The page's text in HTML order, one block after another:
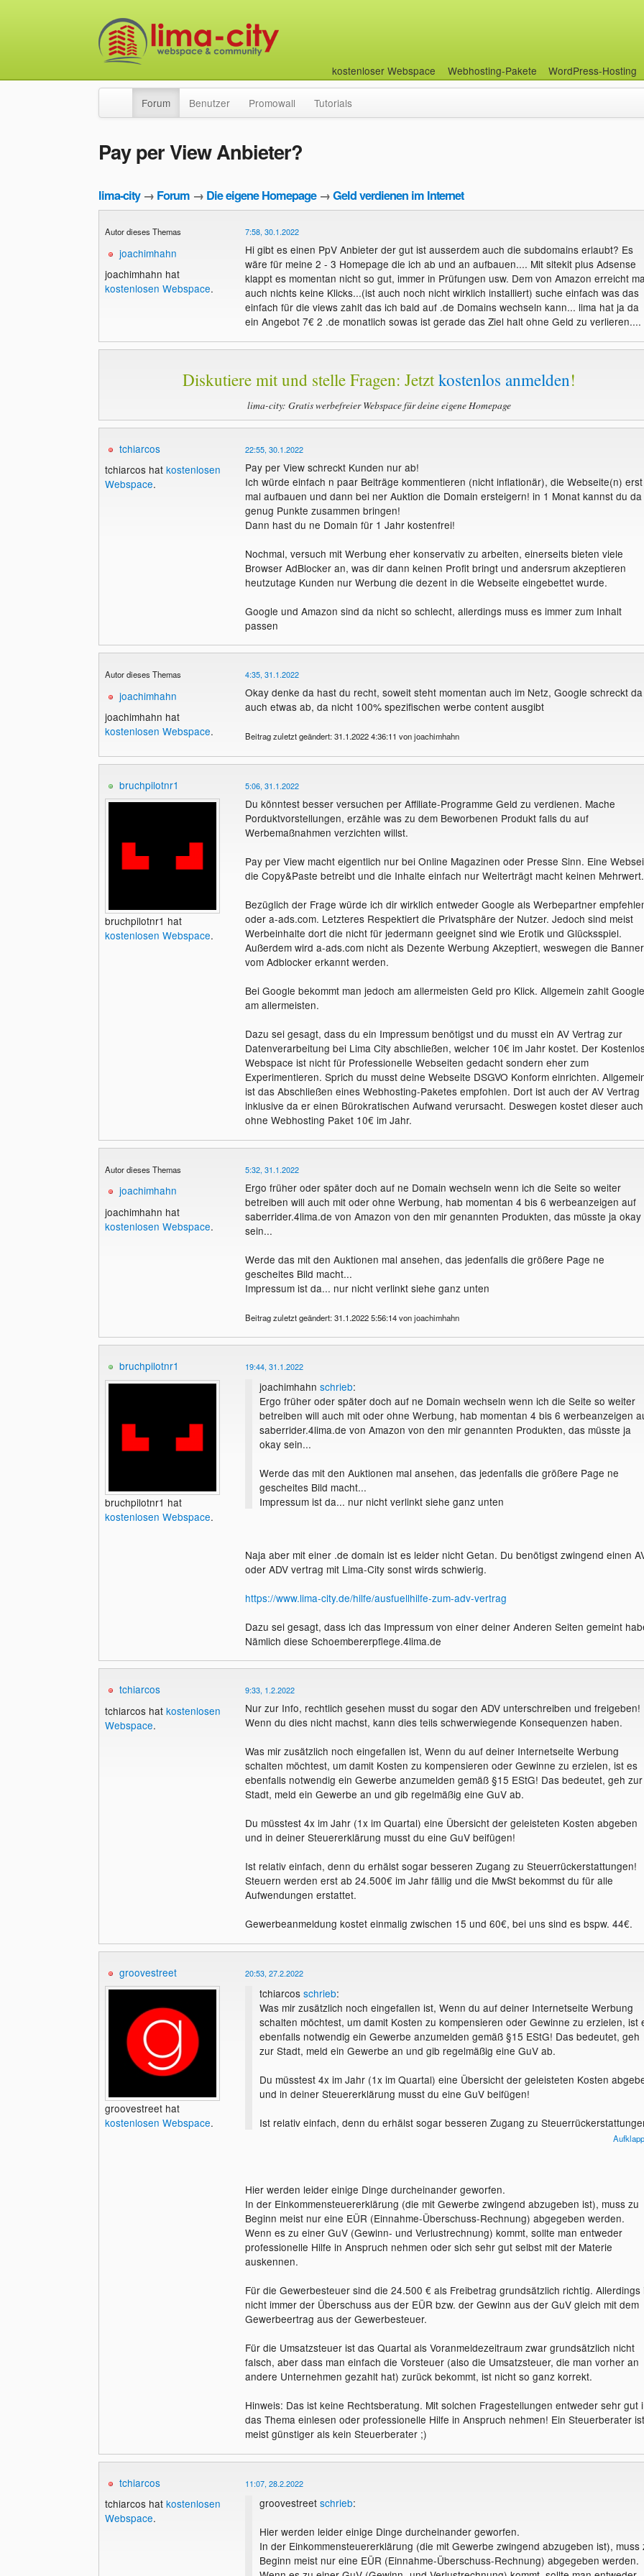
kostenloser Webspace Webhosting-Pakete WordPress-Hosting
Forum Benutzer Promowall Tutorials
Pay per View Anbieter?
lima-city→ Forum → Die eigene Homepage→Geld verdienen im Internet
Autor dieses Themas
joachimhahn
joachimhahn hat
kostenlosen Webspace.
7:58, 30.1.2022
Hi gibt es einen PpV Anbieter der gut ist ausserdem auch die subdomains erlaubt? Es
wäre für meine 2 - 3 Homepage die ich ab und an aufbauen.... Mit sitekit plus Adsense
klappt es momentan nicht so gut, immer in Prüfungen usw. Dem von Amazon erreicht
auch nichts keine Klicks...(ist auch noch nicht wirklich installiert) suche einfach was das
einfach für die views zahlt das ich bald auf .de Domains wechseln kann... lima hat ja da
ein Angebot 7€ 2 .de monatlich sowas ist gerade das Ziel halt ohne Geld zu verlieren....
Diskutiere mit und stelle Fragen: Jetztkostenlos anmelden!
lima-city: Gratis werbefreier Webspace für deine eigene Homepage
tchiarcos
tchiarcos hat kostenlosen
Webspace.
22:55, 30.1.2022
Pay per View schreckt Kunden nur ab!
Ich würde einfach n paar Beiträge kommentieren (nicht inflationär), die Webseite(n) erst
mal aufbauen und dann bei ner Auktion die Domain ersteigern! in 1 Monat kannst du da
genug Punkte zusammen bringen!
Dann hast du ne Domain für 1 Jahr kostenfrei!
Nochmal, versuch mit Werbung eher konservativ zu arbeiten, einerseits bieten viele
Browser AdBlocker an, was dir dann keinen Profit bringt und andersrum akzeptieren
heutzutage Kunden nur Werbung die dezent in die Webseite eingebettet wurde.
Google und Amazon sind da nicht so schlecht, allerdings muss es immer zum Inhalt
passen
Autor dieses Themas
joachimhahn
joachimhahn hat
kostenlosen Webspace.
4:35, 31.1.2022
Okay denke da hast du recht, soweit steht momentan auch im Netz, Google schreckt da
auch etwas ab, da nicht 100% spezifischen werbe content ausgibt
Beitrag zuletzt geändert: 31.1.2022 4:36:11 von joachimhahn
bruchpilotnr1
bruchpilotnr1 hat
kostenlosen Webspace.
5:06, 31.1.2022
Du könntest besser versuchen per Affiliate-Programme Geld zu verdienen. Mache
Porduktvorstellungen, erzähle was zu dem Beworbenen Produkt falls du auf
Werbemaßnahmen verzichten willst.
Pay per View macht eigentlich nur bei Online Magazinen oder Presse Sinn. Eine
die Copy&Paste betreibt und die Inhalte einfach nur Weiterträgt macht keinen Mehrwert.
Bezüglich der Frage würde ich dir wirklich entweder Google als Werbepartner
oder a-ads.com. Letzteres Respektiert die Privatsphäre der Nutzer. Jedoch sind meist
Werbeinhalte dort die nicht für jedermann geeignet sind wie Erotik und Glücksspiel.
Außerdem wird a-ads.com nicht als Dezente Werbung Akzeptiert, weswegen die Banner
vom Adblocker erkannt werden.
Bei Google bekommt man jedoch am allermeisten Geld pro Klick. Allgemein zahlt Google
am allermeisten.
Dazu sei gesagt, dass du ein Impressum benötigst und du musst ein AV Vertrag zur
Datenverarbeitung bei Lima City abschließen, welcher 10€ im Jahr kostet. Der
Webspace ist nicht für Professionelle Webseiten gedacht sondern eher zum
Experimentieren. Sprich du musst deine Webseite DSGVO Konform einrichten.
ist das Abschließen eines Webhosting-Paketes empfohlen. Dort ist auch der AV Vertrag
inklusive da er einen Bürokratischen Aufwand verursacht. Deswegen kostet dieser auch
ohne Webhosting Paket 10€ im Jahr.
Autor dieses Themas
joachimhahn
joachimhahn hat
kostenlosen Webspace.
5:32, 31.1.2022
Ergo früher oder später doch auf ne Domain wechseln wenn ich die Seite so weiter
betreiben will auch mit oder ohne Werbung, hab momentan 4 bis 6 werbeanzeigen auf
saberrider.4lima.de von Amazon von den mir genannten Produkten, das müsste ja okay
sein...
Werde das mit den Auktionen mal ansehen, das jedenfalls die größere Page ne
gescheites Bild macht...
Impressum ist da... nur nicht verlinkt siehe ganz unten
Beitrag zuletzt geändert: 31.1.2022 5:56:14 von joachimhahn
bruchpilotnr1
bruchpilotnr1 hat
kostenlosen Webspace.
19:44, 31.1.2022
joachimhahn schrieb:
Ergo früher oder später doch auf ne Domain wechseln wenn ich die Seite so weiter
betreiben will auch mit oder ohne Werbung, hab momentan 4 bis 6 werbeanzeigen
saberrider.4lima.de von Amazon von den mir genannten Produkten, das müsste ja
okay sein...
Werde das mit den Auktionen mal ansehen, das jedenfalls die größere Page ne
gescheites Bild macht...
Impressum ist da... nur nicht verlinkt siehe ganz unten
Naja aber mit einer .de domain ist es leider nicht Getan. Du benötigst zwingend einen
oder ADV vertrag mit Lima-City sonst wirds schwierig.
https://www.lima-city.de/hilfe/ausfuellhilfe-zum-adv-vertrag
Dazu sei gesagt, dass ich das Impressum von einer deiner Anderen Seiten gemeint
Nämlich diese Schoembererpflege.4lima.de
tchiarcos
tchiarcos hat kostenlosen
Webspace.
9:33, 1.2.2022
Nur zur Info, rechtlich gesehen musst du sogar den ADV unterschreiben und freigeben!
Wenn du dies nicht machst, kann dies teils schwerwiegende Konsequenzen haben.
Was mir zusätzlich noch eingefallen ist, Wenn du auf deiner Internetseite Werbung
schalten möchtest, um damit Kosten zu kompensieren oder Gewinne zu erzielen, ist es
ebenfalls notwendig ein Gewerbe anzumelden gemäß §15 EStG! Das bedeutet, geh zur
Stadt, meld ein Gewerbe an und gib regelmäßig eine GuV ab.
Du müsstest 4x im Jahr (1x im Quartal) eine Übersicht der geleisteten Kosten abgeben
und in deiner Steuererklärung musst du eine GuV beifügen!
Ist relativ einfach, denn du erhälst sogar besseren Zugang zu Steuerrückerstattungen!
Steuern werden erst ab 24.500€ im Jahr fällig und die MwSt bekommst du für alle
Aufwendungen erstattet.
Gewerbeanmeldung kostet einmalig zwischen 15 und 60€, bei uns sind es bspw. 44€.
groovestreet
groovestreet hat
kostenlosen Webspace.
20:53, 27.2.2022
tchiarcos schrieb:
Was mir zusätzlich noch eingefallen ist, Wenn du auf deiner Internetseite Werbung
schalten möchtest, um damit Kosten zu kompensieren oder Gewinne zu erzielen, ist
ebenfalls notwendig ein Gewerbe anzumelden gemäß §15 EStG! Das bedeutet, geh
zur Stadt, meld ein Gewerbe an und gib regelmäßig eine GuV ab.
Du müsstest 4x im Jahr (1x im Quartal) eine Übersicht der geleisteten Kosten
und in deiner Steuererklärung musst du eine GuV beifügen!
Ist relativ einfach, denn du erhälst sogar besseren Zugang zu
Steuern werden erst ab 24.500€ im Jahr fällig und die MwSt bekommst du für alle
Hier werden leider einige Dinge durcheinander geworfen.
In der Einkommensteuererklärung (die mit Gewerbe zwingend abzugeben ist), muss zu
Beginn meist nur eine EÜR (Einnahme-Überschuss-Rechnung) abgegeben werden.
Wenn es zu einer GuV (Gewinn- und Verlustrechnung) kommt, sollte man entweder
professionelle Hilfe in Anspruch nehmen oder sich sehr gut selbst mit der Materie
auskennen.
Für die Gewerbesteuer sind die 24.500 € als Freibetrag grundsätzlich richtig. Allerdings
nicht immer der Überschuss aus der EÜR bzw. der Gewinn aus der GuV gleich mit dem
Gewerbeertrag aus der Gewerbesteuer.
Für die Umsatzsteuer ist das Quartal als Voranmeldezeitraum zwar grundsätzlich nicht
falsch, aber dass man einfach die Vorsteuer (also die Umsatzsteuer, die man vorher an
andere Unternehmen gezahlt hat) zurück bekommt, ist nicht so ganz korrekt.
Hinweis: Das ist keine Rechtsberatung. Mit solchen Fragestellungen entweder sehr gut
das Thema einlesen oder professionelle Hilfe in Anspruch nehmen! Ein Steuerberater ist
meist günstiger als kein Steuerberater ;)
tchiarcos
tchiarcos hat kostenlosen
Webspace.
11:07, 28.2.2022
groovestreet schrieb:
Hier werden leider einige Dinge durcheinander geworfen.
In der Einkommensteuererklärung (die mit Gewerbe zwingend abzugeben ist), muss
Beginn meist nur eine EÜR (Einnahme-Überschuss-Rechnung) abgegeben werden.